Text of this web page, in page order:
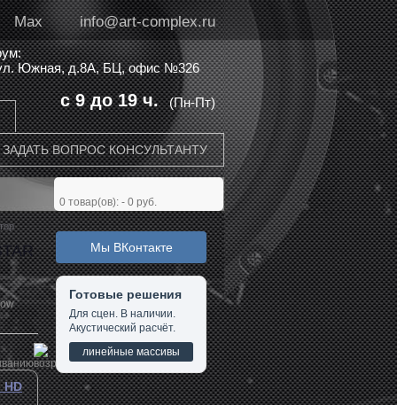
info@art-complex.ru
Max
Южная, д.8А, БЦ, офис №326
(Пн-Пт)
с 9 до 19 ч.
ЗАДАТЬ ВОПРОС КОНСУЛЬТАНТУ
0 товар(ов): - 0 руб.
HD
Мы ВКонтакте
Готовые решения
Для сцен. В наличии.
Акустический расчёт.
линейные массивы